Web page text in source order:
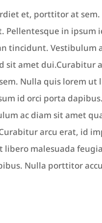
et, porttitor at
Pellentesque in ipsum
tincidunt. Vestibulum
sit amet dui.Curabitur
Nulla quis lorem ut
id orci porta
ac diam sit amet
arcu erat, id
libero malesuada
Nulla porttitor